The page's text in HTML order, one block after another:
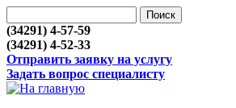
(34291) 4-57-59
(34291) 4-52-33
Отправить заявку на услугу
Задать вопрос специалисту